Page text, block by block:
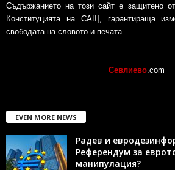
Съдържанието на този сайт е защитено
Конституцията на САЩ, гарантираща
свободата на словото и печата.
Севлиево .com
EVEN MORE NEWS
Радев и
Референдум за
манипулация?